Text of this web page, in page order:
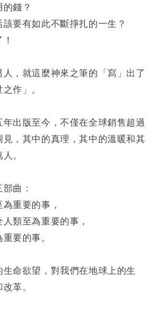
錢？
要有如此不斷掙扎的一生？
，就這麼神來之筆的「寫」出了
作」。
年出版至今，不僅在全球銷售超過
，其中的真理，其中的溫暖和其
。
曲：
重要的事，
類至為重要的事，
要的事。
命欲望，對我們在地球上的生
革。